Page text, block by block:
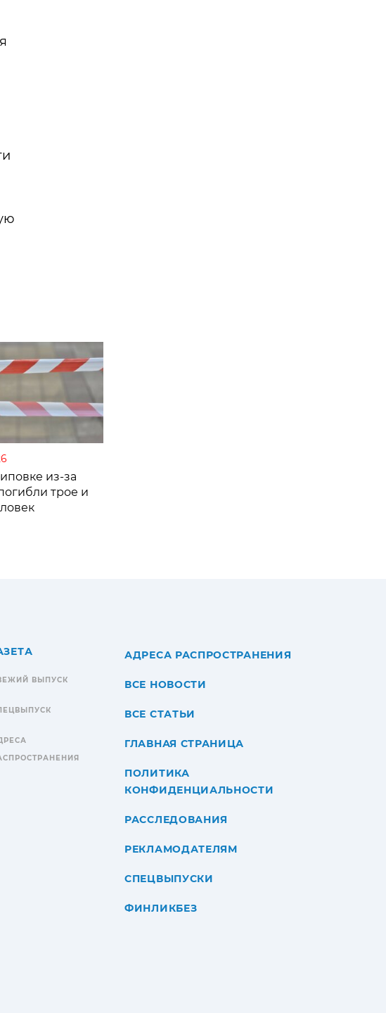
из-за
трое и
ВЫПУСК
АДРЕСА РАСПРОСТРАНЕНИЯ
ВСЕ НОВОСТИ
ВСЕ СТАТЬИ
ГЛАВНАЯ СТРАНИЦА
ПОЛИТИКА
КОНФИДЕНЦИАЛЬНОСТИ
РАССЛЕДОВАНИЯ
РЕКЛАМОДАТЕЛЯМ
СПЕЦВЫПУСКИ
ФИНЛИКБЕЗ